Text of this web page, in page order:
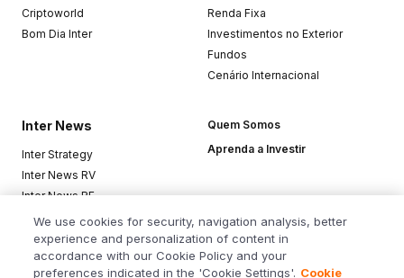
Criptoworld
Bom Dia Inter
Renda Fixa
Investimentos no Exterior
Fundos
Cenário Internacional
Inter News
Inter Strategy
Inter News RV
Inter News RF
Top Funds
Quem Somos
Aprenda a Investir
Baixe o app
We use cookies for security, navigation analysis, better
experience and personalization of content in
accordance with our Cookie Policy and your
preferences indicated in the 'Cookie Settings'. Cookie